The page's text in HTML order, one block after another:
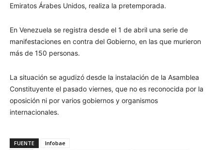
Emiratos Árabes Unidos, realiza la pretemporada.
En Venezuela se registra desde el 1 de abril una serie de
manifestaciones en contra del Gobierno, en las que murieron
más de 150 personas.
La situación se agudizó desde la instalación de la Asamblea
Constituyente el pasado viernes, que no es reconocida por la
oposición ni por varios gobiernos y organismos
internacionales.
FUENTE
Infobae